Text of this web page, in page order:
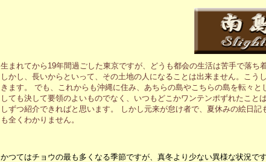
生まれてから19年間過ごした東京ですが、どうも都会の生活は苦手で落ち
しかし、長いからといって、その土地の人になることは出来ません。こ
きます。 でも、これからも沖縄に住み、あちらの島やこちらの島を転々
しても決して要領のよいものでなく、いつもどこかワンテンポずれたこ
しずつ紹介できればと思います。 しかし元来が怠け者で、夏休みの絵日
も全くわかりません。
かつてはチョウの最も多くなる季節ですが、真冬より少ない異様な状況です